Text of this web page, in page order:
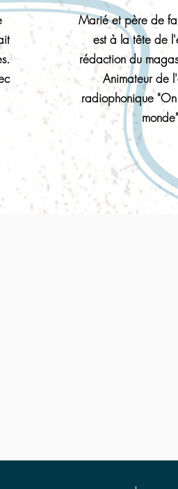
Marié et père de
est à la tête de
rédaction du
Animateur de
radiophonique
monde"